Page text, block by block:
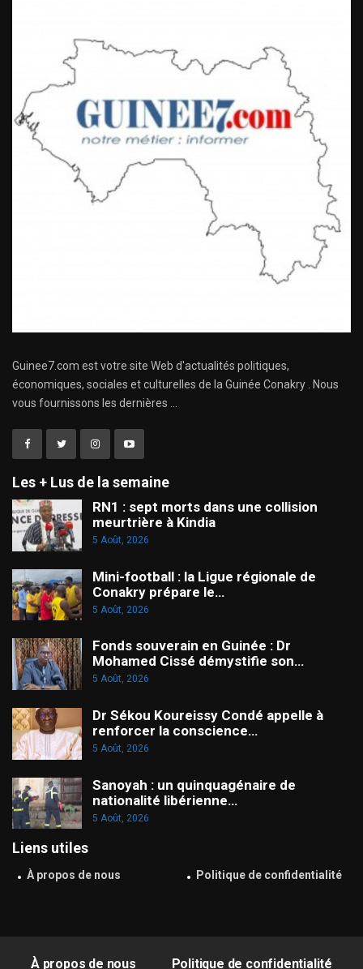
Guinee7.com est votre site Web d'actualités politiques,
économiques, sociales et culturelles de la Guinée Conakry . Nous
vous fournissons les dernières ...
Les + Lus de la semaine
RN1 : sept morts dans une collision
meurtrière à Kindia
5 Août, 2026
Mini-football : la Ligue régionale de
Conakry prépare le…
5 Août, 2026
Fonds souverain en Guinée : Dr
Mohamed Cissé démystifie son…
5 Août, 2026
Dr Sékou Koureissy Condé appelle à
renforcer la conscience…
5 Août, 2026
Sanoyah : un quinquagénaire de
nationalité libérienne…
5 Août, 2026
Liens utiles
À propos de nous Politique de confidentialité
À propos de nous Politique de confidentialité